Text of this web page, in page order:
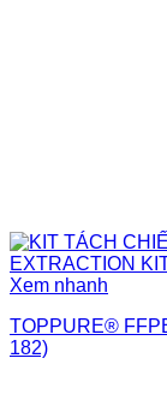
Xem nhanh
TOPPURE®
182)